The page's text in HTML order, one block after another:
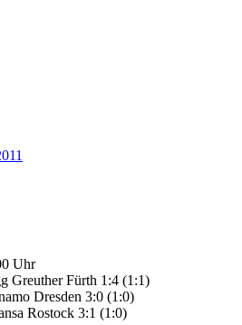
Uhr
Greuther Fürth 1:4 (1:1)
Dresden 3:0 (1:0)
Rostock 3:1 (1:0)